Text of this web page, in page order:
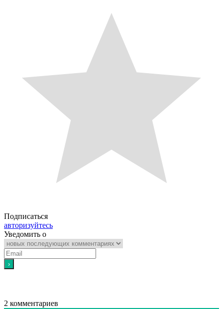
Подписаться
авторизуйтесь
Уведомить о
2 комментариев